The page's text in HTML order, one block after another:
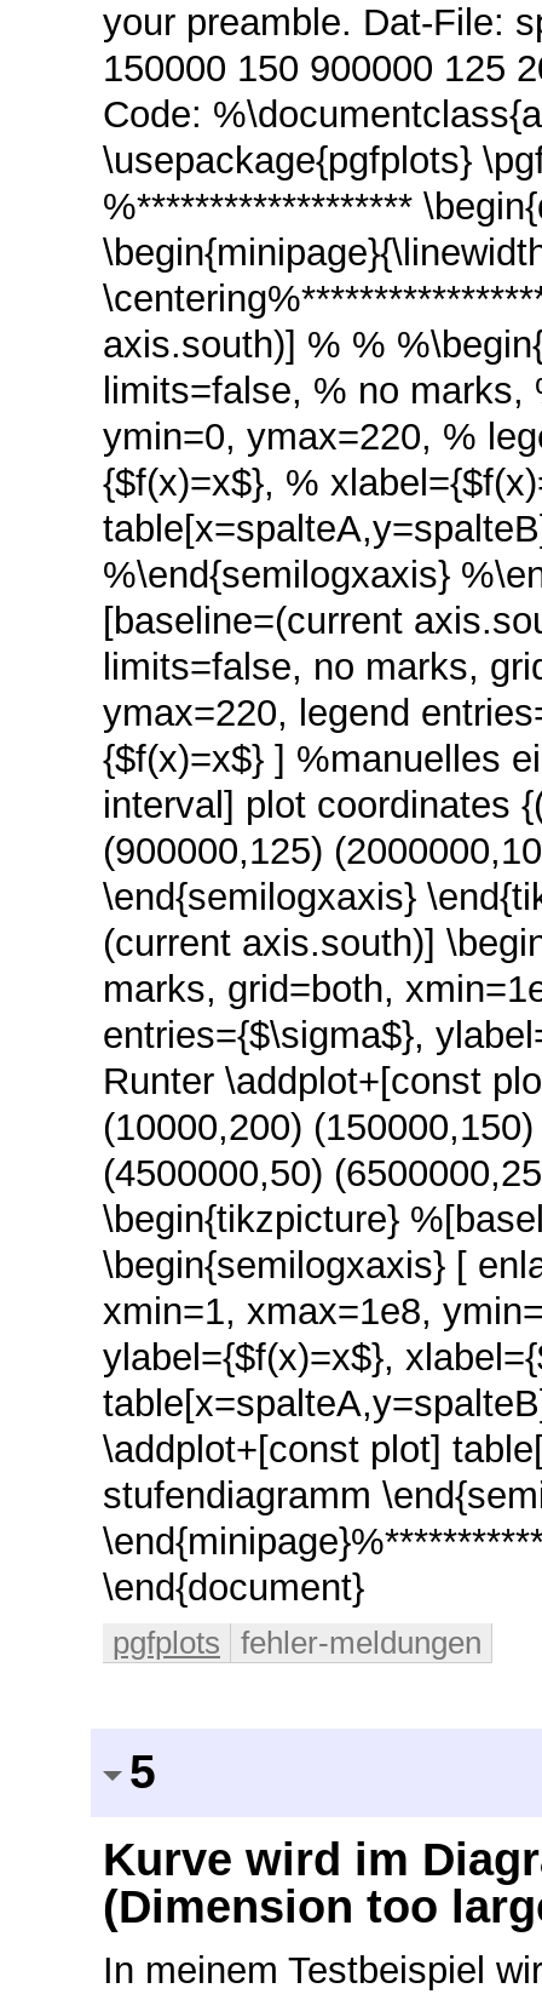
your preamble. Dat-File:
150000 150 900000 125
Code:
\usepackage{pgfplots}
%*******************
axis.south)] % %
limits=false, % no
ymin=0, ymax=220, %
{$f(x)=x$}, %
%\end{semilogxaxis}
[baseline=(current
limits=false, no marks,
ymax=220, legend
{$f(x)=x$} ] %manuelles
interval] plot coordinates
(900000,125)
\end{semilogxaxis}
(current axis.south)]
marks, grid=both,
entries={$\sigma$},
Runter \addplot+[const
(10000,200)
(4500000,50)
\begin{tikzpicture}
\begin{semilogxaxis} [
xmin=1, xmax=1e8,
ylabel={$f(x)=x$},
\addplot+[const plot]
stufendiagramm
\end{document}
pgfplots fehler-meldungen
5
Kurve wird im
(Dimension too
In meinem Testbeispiel